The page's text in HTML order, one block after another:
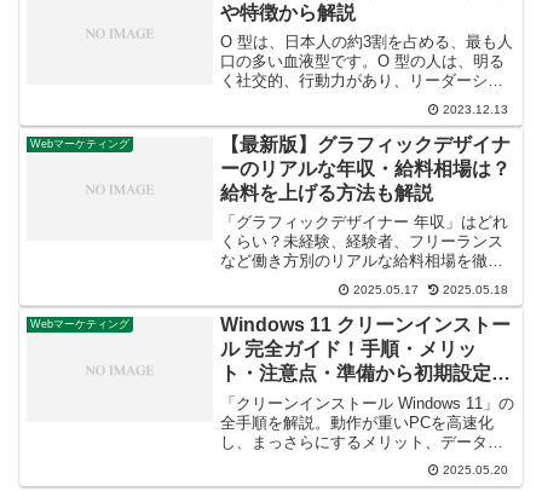
や特徴から解説
O 型は、日本人の約3割を占める、最も人
口の多い血液型です。O 型の人は、明る
く社交的、行動力があり、リーダーシッ
プを発揮する傾向があります。そんな O
型の人は、どのような仕事に向いている
のでしょうか？今回は、O 型の性格や特
徴O 型に向...
2023.12.13
Webマーケティング
【最新版】グラフィックデザイナ
ーのリアルな年収・給料相場は？
給料を上げる方法も解説
「グラフィックデザイナー 年収」はどれ
くらい？未経験、経験者、フリーランス
など働き方別のリアルな給料相場を徹底
解説。年収を決める要素（スキル、経
験、ポートフォリオ、会社規模、勤務
地）と、給料を上げるための具体的な方
法、仕事の魅力と大変さもご紹介。グラ
フィックデザイナーの収入の現実を知
り、キャリアアップを目指しましょう。
2025.05.17 2025.05.18
Webマーケティング
Windows 11 クリーンインストー
ル 完全ガイド！手順・メリッ
ト・注意点・準備から初期設定ま
で徹底解説
「クリーンインストール Windows 11」の
全手順を解説。動作が重いPCを高速化
し、まっさらにするメリット、データバ
ックアップやインストールメディア作成
の準備、ライセンス認証、ドライバー導
2025.05.20